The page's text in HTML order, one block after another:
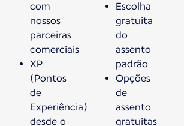
com
nossos
parceiras
comerciais
XP
(Pontos
de
Experiência)
desde o
Escolha
gratuita
do
assento
padrão
Opções
de
assento
gratuitas